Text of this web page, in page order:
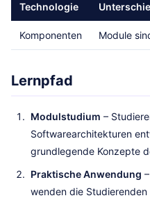
Technologie
Komponenten Module
Lernpfad
Modulstudium –
Softwarearchitekturen
grundlegende Konzepte
Praktische Anwendung
wenden die Studierenden